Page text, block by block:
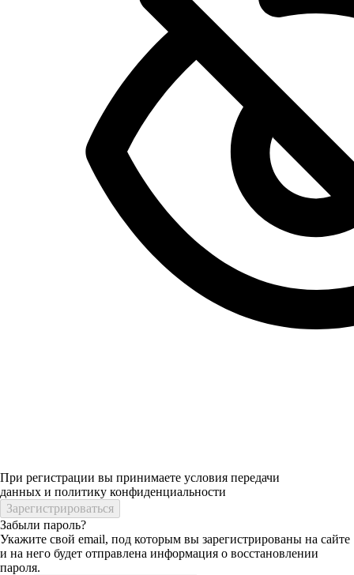
При регистрации вы принимаете условия передачи
данных и политику конфиденциальности
Забыли пароль?
Укажите свой email, под которым вы зарегистрированы на сайте
и на него будет отправлена информация о восстановлении
пароля.